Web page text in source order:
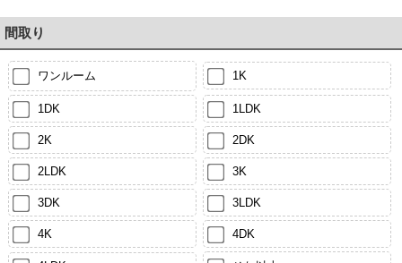
間取り
ワンルーム 1K
1DK 1LDK
2K 2DK
2LDK 3K
3DK 3LDK
4K 4DK